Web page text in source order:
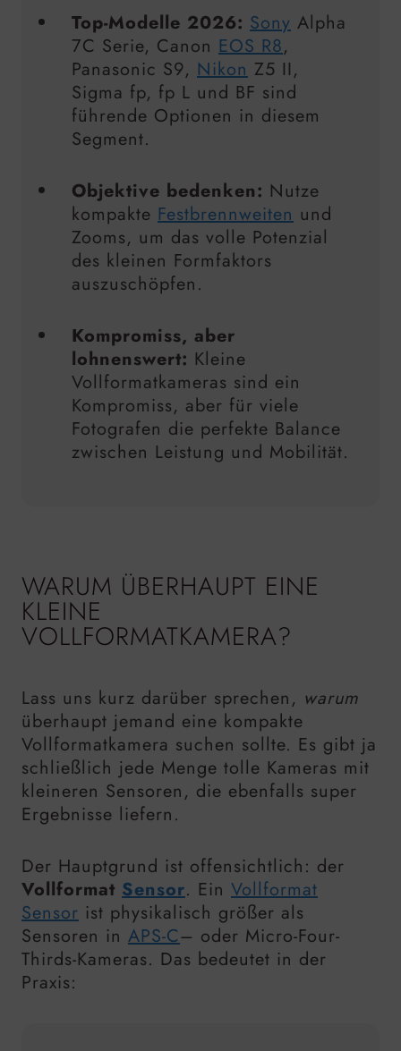
Top-Modelle 2026: Sony Alpha
7C Serie, Canon EOS R8,
Panasonic S9, Nikon Z5 II,
Sigma fp, fp L und BF sind
führende Optionen in diesem
Segment.
Objektive bedenken: Nutze
kompakte Festbrennweiten und
Zooms, um das volle Potenzial
des kleinen Formfaktors
auszuschöpfen.
Kompromiss, aber
lohnenswert: Kleine
Vollformatkameras sind ein
Kompromiss, aber für viele
Fotografen die perfekte Balance
zwischen Leistung und Mobilität.
WARUM ÜBERHAUPT EINE
KLEINE
VOLLFORMATKAMERA?
Lass uns kurz darüber sprechen, warum
überhaupt jemand eine kompakte
Vollformatkamera suchen sollte. Es gibt ja
schließlich jede Menge tolle Kameras mit
kleineren Sensoren, die ebenfalls super
Ergebnisse liefern.
Der Hauptgrund ist offensichtlich: der
Vollformat Sensor. Ein Vollformat
Sensor ist physikalisch größer als
Sensoren in APS-C– oder Micro-Four-
Thirds-Kameras. Das bedeutet in der
Praxis: